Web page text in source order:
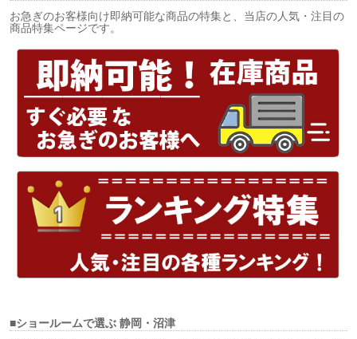
お急ぎのお客様向け即納可能な商品の特集と、当店の人気・注目の
商品特集ページです。
■ショールームで選ぶ静岡・沼津